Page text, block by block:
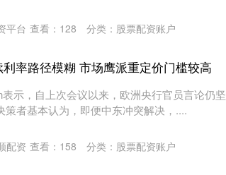
平台 查看： 128 分类： 股票配资账户
率路径模糊 市场鹰派重定价门槛较高
示，自上次会议以来，欧洲央行官员言论仍坚
者基本认为，即便中东冲突解决，....
配资 查看： 158 分类： 股票配资账户